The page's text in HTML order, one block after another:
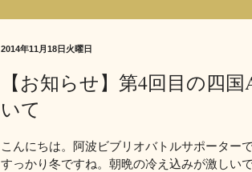
2014年11月18日火曜日
【お知らせ】第4回目の四
いて
こんにちは。阿波ビブリオバトルサポーターで
すっかり冬ですね。朝晩の冷え込みが激しい